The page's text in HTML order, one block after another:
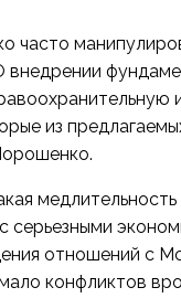
часто
внедрении
из
серьезными
отношений с
конфликтов